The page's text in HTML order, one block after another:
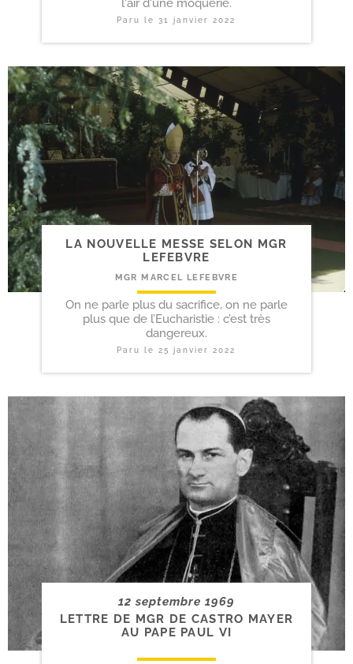
l'air d'une moquerie.
Paru le31 janvier 2022
LA NOUVELLE MESSE SELON MGR
LEFEBVRE
MGR MARCEL LEFEBVRE
On ne parle plus du sacrifice, on ne parle
plus que de l’Eucharistie : c’est très
dangereux.
Paru le25 janvier 2022
12 septembre 1969
LETTRE DE MGR DE CASTRO MAYER
AU PAPE PAUL VI